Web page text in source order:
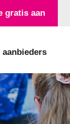
gratis aan
aanbieders